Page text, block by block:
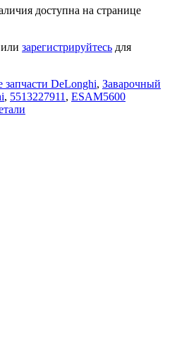
доступна на странице
или зарегистрируйтесь для
DeLonghi, Заварочный
, 5513227911 , ESAM5600